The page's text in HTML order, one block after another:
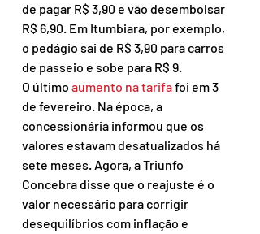
de pagar R$ 3,90 e vão desembolsar
R$ 6,90. Em Itumbiara, por exemplo,
o pedágio sai de R$ 3,90 para carros
de passeio e sobe para R$ 9.
O último aumento na tarifa foi em 3
de fevereiro. Na época, a
concessionária informou que os
valores estavam desatualizados há
sete meses. Agora, a Triunfo
Concebra disse que o reajuste é o
valor necessário para corrigir
desequilíbrios com inflação e